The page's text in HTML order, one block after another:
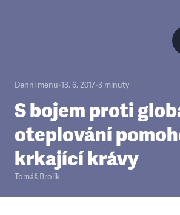
Denní menu•13. 6. 2017•3 minuty
S bojem proti
oteplování
krkající krávy
Tomáš Brolík